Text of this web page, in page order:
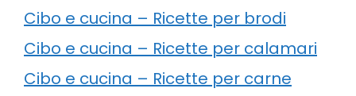
Cibo e cucina – Ricette per brodi
Cibo e cucina – Ricette per calamari
Cibo e cucina – Ricette per carne